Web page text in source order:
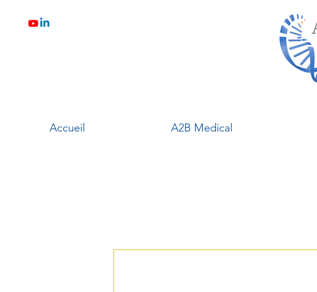
Accueil A2B Medical